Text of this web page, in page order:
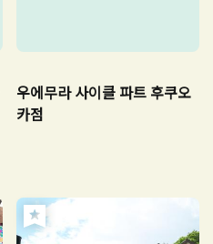
우에무라 사이클 파트 후쿠오
카점